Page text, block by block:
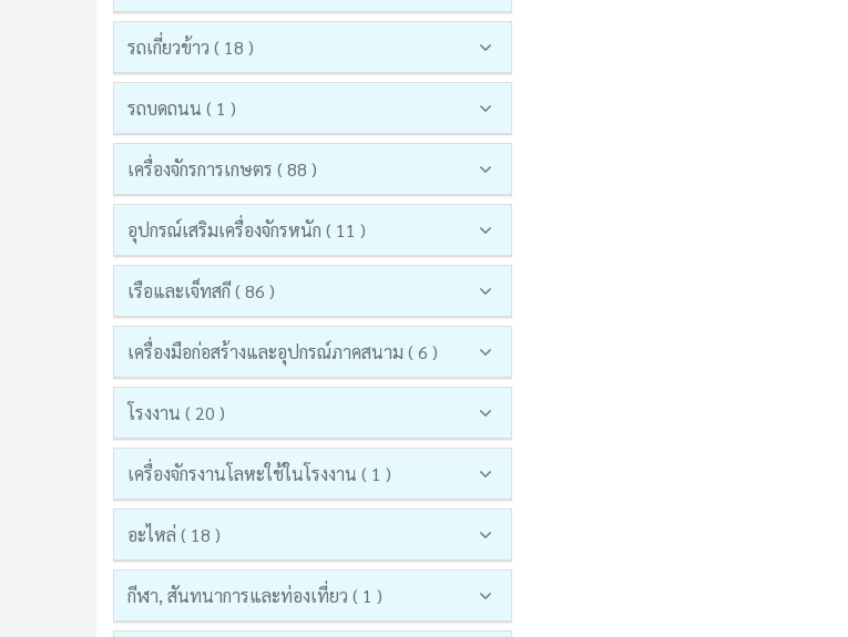
รถเกี่ยวข้าว ( 18 )
รถบดถนน ( 1 )
เครื่องจักรการเกษตร ( 88 )
อุปกรณ์เสริมเครื่องจักรหนัก ( 11 )
เรือและเจ็ทสกี ( 86 )
เครื่องมือก่อสร้างและอุปกรณ์ภาคสนาม ( 6 )
โรงงาน ( 20 )
เครื่องจักรงานโลหะใช้ในโรงงาน ( 1 )
อะไหล่ ( 18 )
กีฬา, สันทนาการและท่องเที่ยว ( 1 )